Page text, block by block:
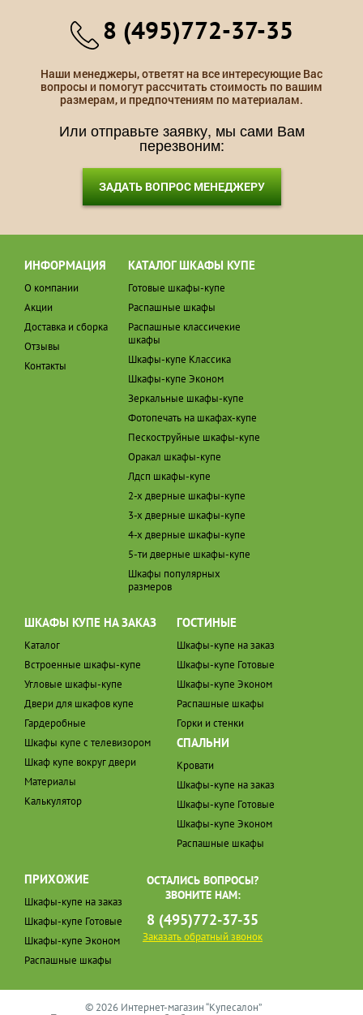
8 (495)772-37-35
Наши менеджеры, ответят на все интересующие Вас
вопросы и помогут рассчитать стоимость по вашим
размерам, и предпочтениям по материалам.
Или отправьте заявку, мы сами Вам
перезвоним:
ЗАДАТЬ ВОПРОС МЕНЕДЖЕРУ
ИНФОРМАЦИЯ
О компании
Акции
Доставка и сборка
Отзывы
Контакты
КАТАЛОГ ШКАФЫ КУПЕ
Готовые шкафы-купе
Распашные шкафы
Распашные классичекие
шкафы
Шкафы-купе Классика
Шкафы-купе Эконом
Зеркальные шкафы-купе
Фотопечать на шкафах-купе
Пескоструйные шкафы-купе
Оракал шкафы-купе
Лдсп шкафы-купе
2-х дверные шкафы-купе
3-х дверные шкафы-купе
4-х дверные шкафы-купе
5-ти дверные шкафы-купе
Шкафы популярных
размеров
ШКАФЫ КУПЕ НА ЗАКАЗ
Каталог
Встроенные шкафы-купе
Угловые шкафы-купе
Двери для шкафов купе
Гардеробные
Шкафы купе с телевизором
Шкаф купе вокруг двери
Материалы
Калькулятор
ГОСТИНЫЕ
Шкафы-купе на заказ
Шкафы-купе Готовые
Шкафы-купе Эконом
Распашные шкафы
Горки и стенки
СПАЛЬНИ
Кровати
Шкафы-купе на заказ
Шкафы-купе Готовые
Шкафы-купе Эконом
Распашные шкафы
ПРИХОЖИЕ
Шкафы-купе на заказ
Шкафы-купе Готовые
Шкафы-купе Эконом
Распашные шкафы
ОСТАЛИСЬ ВОПРОСЫ?
ЗВОНИТЕ НАМ:
8 (495)772-37-35
Заказать обратный звонок
© 2026 Интернет-магазин “Купесалон”